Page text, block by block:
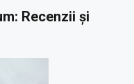
Recenzii și